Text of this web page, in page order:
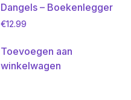
Dangels – Boekenlegger
€12.99
Toevoegen aan
winkelwagen